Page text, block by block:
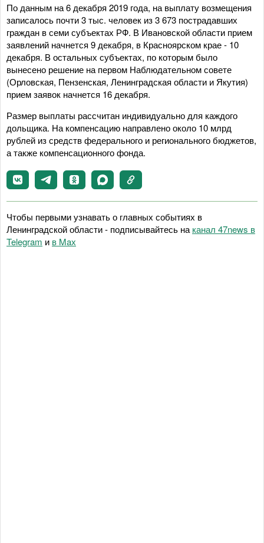
По данным на 6 декабря 2019 года, на выплату возмещения
записалось почти 3 тыс. человек из 3 673 пострадавших
граждан в семи субъектах РФ. В Ивановской области прием
заявлений начнется 9 декабря, в Красноярском крае - 10
декабря. В остальных субъектах, по которым было
вынесено решение на первом Наблюдательном совете
(Орловская, Пензенская, Ленинградская области и Якутия)
прием заявок начнется 16 декабря.
Размер выплаты рассчитан индивидуально для каждого
дольщика. На компенсацию направлено около 10 млрд
рублей из средств федерального и регионального бюджетов,
а также компенсационного фонда.
Чтобы первыми узнавать о главных событиях в
Ленинградской области - подписывайтесь на канал 47news в
Telegram и в Maх